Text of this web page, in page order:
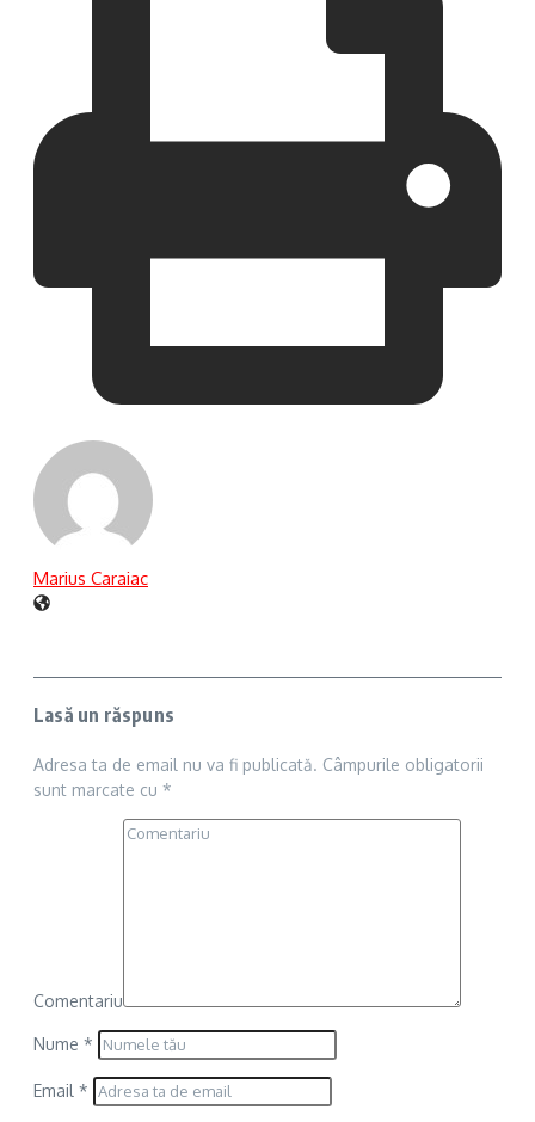
Marius Caraiac
Lasă un răspuns
Adresa ta de email nu va fi publicată. Câmpurile obligatorii
sunt marcate cu *
Comentariu
Nume *
Email *